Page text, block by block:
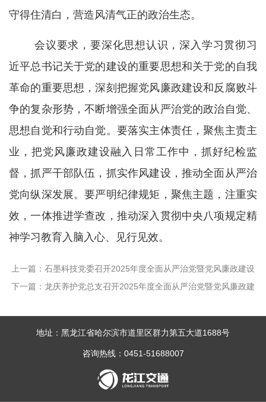
守得住清白，营造风清气正的政治生态。
会议要求，要深化思想认识，深入学习贯彻习
近平总书记关于党的建设的重要思想和关于党的自我
革命的重要思想，深刻把握党风廉政建设和反腐败斗
争的复杂形势，不断增强全面从严治党的政治自觉、
思想自觉和行动自觉。要落实主体责任，聚焦主责主
业，把党风廉政建设融入日常工作中，抓好纪检监
督，抓严干部队伍，抓实作风建设，推动全面从严治
党向纵深发展。要严明纪律规矩，聚焦主题，注重实
效，一体推进学查改，推动深入贯彻中央八项规定精
神学习教育入脑入心、见行见效。
上一篇：石墨科技党委召开2025年度全面从严治党暨党风廉政建设
和反腐败工作会议
下一篇：龙庆养护党总支召开2025年度全面从严治党暨党风廉政建
地址：黑龙江省哈尔滨市道里区群力第五大道1688号
咨询热线：0451-51688007